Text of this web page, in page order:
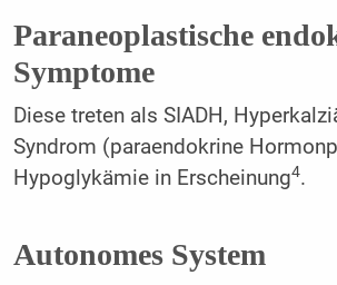
Paraneoplastische
Symptome
Diese treten als SIADH,
Syndrom (paraendokrine
Hypoglykämie in Erscheinung4.
Autonomes System